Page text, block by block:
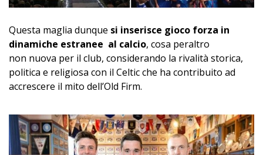
Questa maglia dunque si inserisce gioco forza in
dinamiche estranee al calcio, cosa peraltro
non nuova per il club, considerando la rivalità storica,
politica e religiosa con il Celtic che ha contribuito ad
accrescere il mito dell’Old Firm.